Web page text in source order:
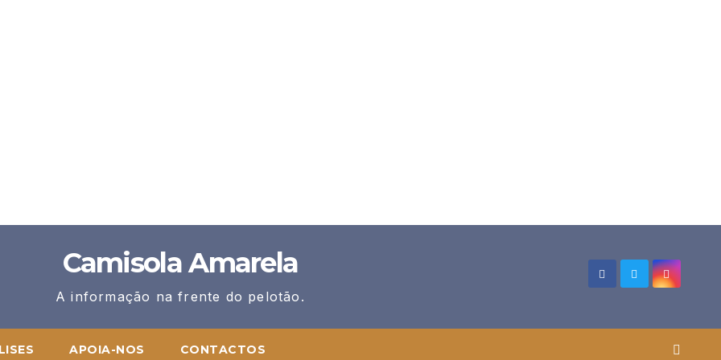
Camisola Amarela
A informação na frente do pelotão.
APOIA-NOS CONTACTOS